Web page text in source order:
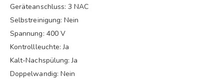
Geräteanschluss: 3 NAC
Selbstreinigung: Nein
Spannung: 400 V
Kontrollleuchte: Ja
Kalt-Nachspülung: Ja
Doppelwandig: Nein